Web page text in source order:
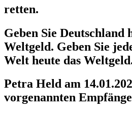
retten.
Geben Sie Deutschland
Weltgeld. Geben Sie
Welt heute das
Petra Held am
vorgenannten